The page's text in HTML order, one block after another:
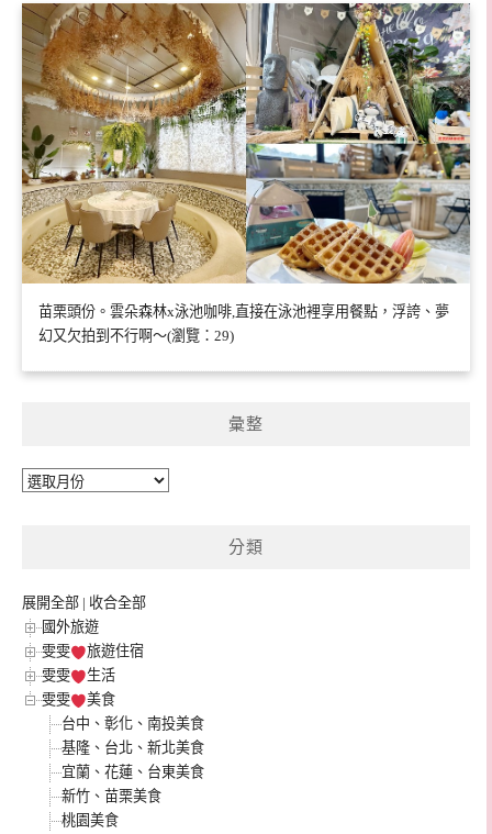
苗栗頭份。雲朵森林x泳池咖啡,直接在泳池裡享用餐點，浮誇、夢
幻又欠拍到不行啊～(瀏覽：29)
彙整
彙
分類
展開全部 | 收合全部
國外旅遊
雯雯
旅遊住宿
雯雯
生活
雯雯
美食
台中、彰化、南投美食
基隆、台北、新北美食
宜蘭、花蓮、台東美食
新竹、苗栗美食
桃園美食